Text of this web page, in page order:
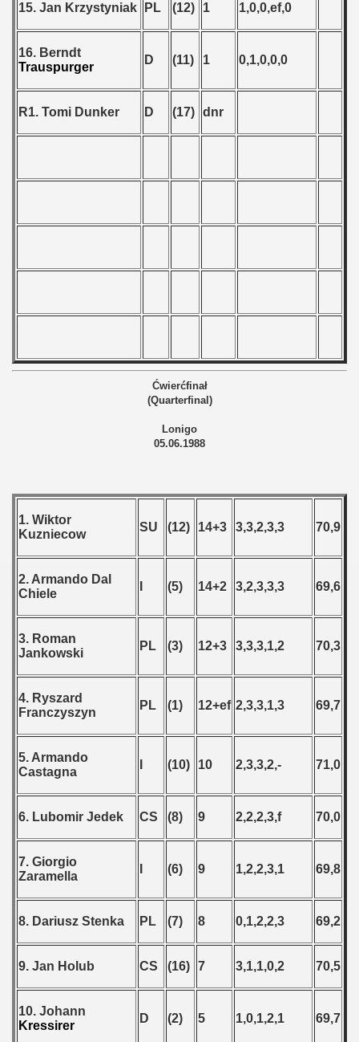
15. Jan Krzystyniak PL (12) 1 1,0,0,ef,0
16. Berndt
Trauspurger
D (11) 1 0,1,0,0,0
R1. Tomi Dunker D (17) dnr
Ćwierćfinał
(Quarterfinal)
Lonigo
05.06.1988
1. Wiktor
Kuzniecow
SU (12) 14+3 3,3,2,3,3 70,9
2. Armando Dal
Chiele
(5) 14+2 3,2,3,3,3 69,6
3. Roman
Jankowski
PL (3) 12+3 3,3,3,1,2 70,3
4. Ryszard
Franczyszyn
PL (1) 12+ef 2,3,3,1,3 69,7
5. Armando
Castagna
(10) 10 2,3,3,2,- 71,0
6. Lubomir Jedek CS (8) 9 2,2,2,3,f 70,0
7. Giorgio
Zaramella
(6) 9 1,2,2,3,1 69,8
8. Dariusz Stenka PL (7) 8 0,1,2,2,3 69,2
9. Jan Holub CS (16) 7 3,1,1,0,2 70,5
10. Johann
Kressirer
D (2) 5 1,0,1,2,1 69,7